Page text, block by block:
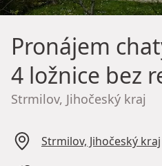
Pronájem
4 ložnice bez
Strmilov, Jihočeský kraj
Strmilov, Jihočeský kraj